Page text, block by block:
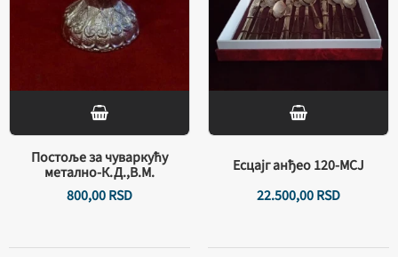
Постоље за чуваркућу
метално-К.Д.,В.М.
800,00RSD
Есцајг анђео 120-МСЈ
22.500,00RSD